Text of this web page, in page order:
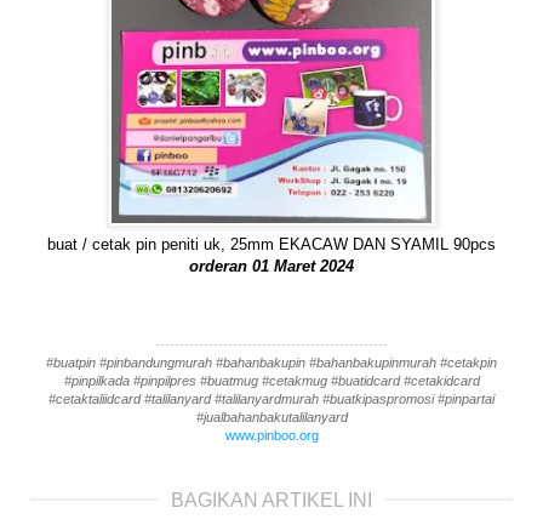
buat / cetak pin peniti uk, 25mm EKACAW DAN SYAMIL 90pcs
orderan 01 Maret 2024
------------------------------------------------
#buatpin #pinbandungmurah #bahanbakupin #bahanbakupinmurah #cetakpin
#pinpilkada #pinpilpres #buatmug #cetakmug #buatidcard #cetakidcard
#cetaktaliidcard #talilanyard #talilanyardmurah #buatkipaspromosi #pinpartai
#jualbahanbakutalilanyard
www.pinboo.org
BAGIKAN ARTIKEL INI